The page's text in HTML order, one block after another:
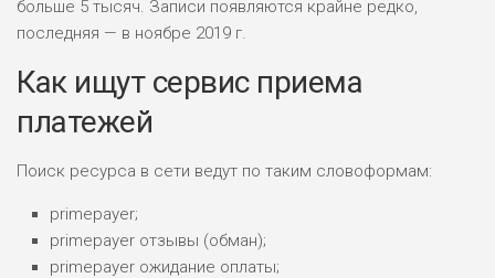
больше 5 тысяч. Записи появляются крайне редко,
последняя — в ноябре 2019 г.
Как ищут сервис приема
платежей
Поиск ресурса в сети ведут по таким словоформам:
primepayer;
primepayer отзывы (обман);
primepayer ожидание оплаты;